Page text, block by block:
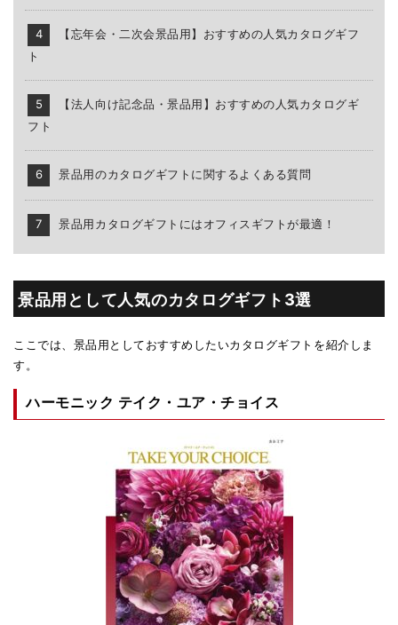
【忘年会・二次会景品用】おすすめの人気カタログギフ
ト
【法人向け記念品・景品用】おすすめの人気カタログギ
フト
景品用のカタログギフトに関するよくある質問
景品用カタログギフトにはオフィスギフトが最適！
景品用として人気のカタログギフト3選
ここでは、景品用としておすすめしたいカタログギフトを紹介しま
す。
ハーモニック テイク・ユア・チョイス